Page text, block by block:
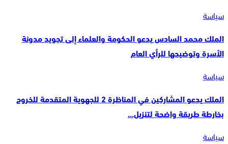
سياسة
الملك محمد السادس يدعو الحكومة والعلماء إلى تجويد مدونة
الأسرة وتوضيحها للرأي العام
سياسة
الملك يدعو المشاركين في المناظرة 2 للجهوية المتقدمة للخروج
بخارطة طريقة واضحة لتنزيل…
سياسة